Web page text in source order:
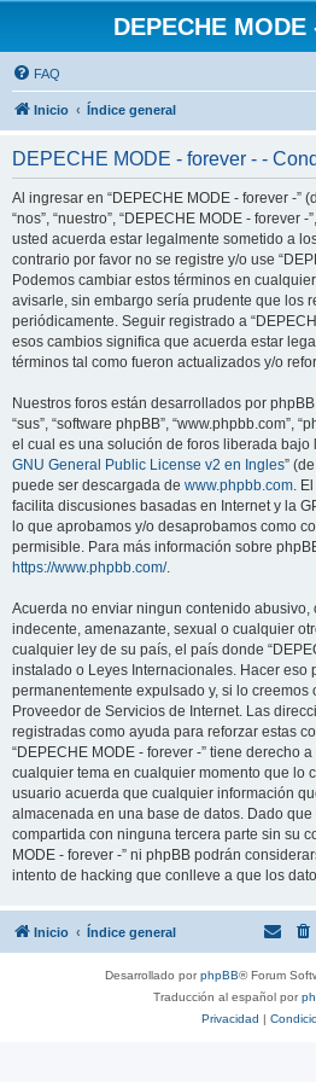
DEPECHE
FAQ
Inicio Índice general
DEPECHE MODE - forever - -
Al ingresar en “DEPECHE MODE - forever -”
“nos”, “nuestro”, “DEPECHE MODE - forever
usted acuerda estar legalmente sometido a
contrario por favor no se registre y/o use
Podemos cambiar estos términos en
avisarle, sin embargo sería prudente que los
periódicamente. Seguir registrado a
esos cambios significa que acuerda estar
términos tal como fueron actualizados y/o
Nuestros foros están desarrollados por
“sus”, “software phpBB”, “www.phpbb.com”,
el cual es una solución de foros liberada bajo
GNU General Public License v2 en Ingles”
puede ser descargada de www.phpbb.com.
facilita discusiones basadas en Internet y la
lo que aprobamos y/o desaprobamos como
permisible. Para más información sobre
https://www.phpbb.com/.
Acuerda no enviar ningun contenido abusivo,
indecente, amenazante, sexual o cualquier
cualquier ley de su país, el país donde
instalado o Leyes Internacionales. Hacer eso
permanentemente expulsado y, si lo creemos
Proveedor de Servicios de Internet. Las
registradas como ayuda para reforzar estas
“DEPECHE MODE - forever -” tiene derecho
cualquier tema en cualquier momento que lo
usuario acuerda que cualquier información
almacenada en una base de datos. Dado
compartida con ninguna tercera parte sin su
MODE - forever -” ni phpBB podrán
intento de hacking que conlleve a que los
Inicio Índice general
Desarrollado porphpBB® Forum
Traducción al español por
Privacidad |